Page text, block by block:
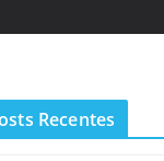
Recentes